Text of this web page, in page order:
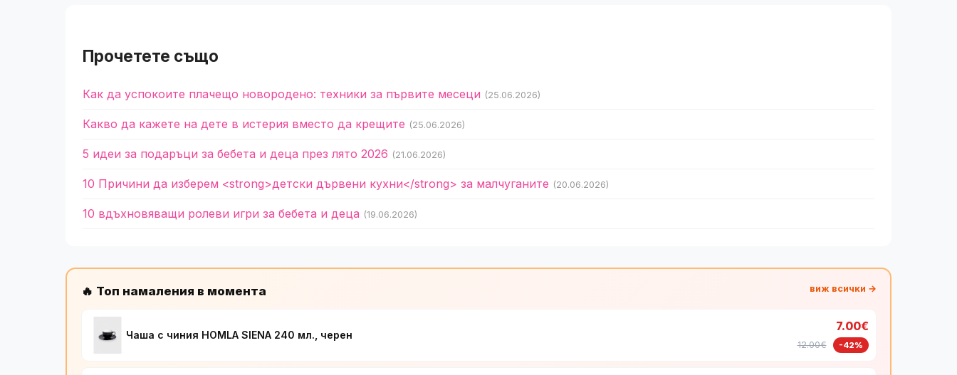
Прочетете също
Как да успокоите плачещо новородено: техники за първите месеци (25.06.2026)
Какво да кажете на дете в истерия вместо да крещите (25.06.2026)
5 идеи за подаръци за бебета и деца през лято 2026 (21.06.2026)
10 Причини да изберем <strong>детски дървени кухни</strong> за малчуганите (20.06.2026)
10 вдъхновяващи ролеви игри за бебета и деца (19.06.2026)
🔥 Топ намаления в момента виж всички →
Чаша с чиния HOMLA SIENA 240 мл., черен
7.00€
12.00€ -42%